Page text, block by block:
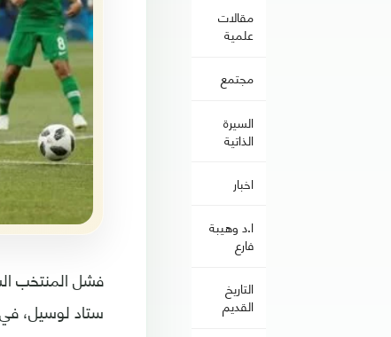
مقالات
علمية
مجتمع
السيرة
الذاتية
اخبار
ا.د وهيبة
فارع
التاريخ
القديم
ستاد لوسيل،